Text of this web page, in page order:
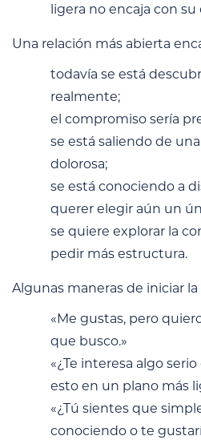
ligera no encaja con su
Una relación más abierta
todavía se está
realmente;
el compromiso sería
se está saliendo de
dolorosa;
se está conociendo a
querer elegir aún un
se quiere explorar la
pedir más estructura.
Algunas maneras de iniciar
«Me gustas, pero
que busco.»
«¿Te interesa algo
esto en un plano más
«¿Tú sientes que
conociendo o te